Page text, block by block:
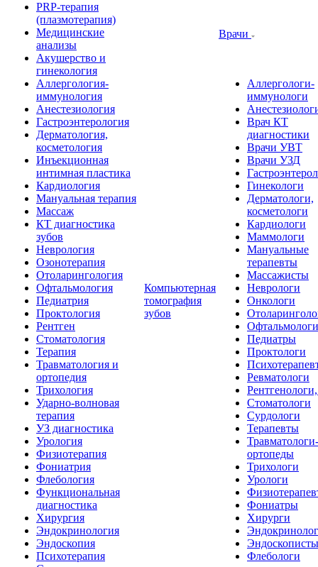
PRP-терапия
(плазмотерапия)
Медицинские
анализы
Акушерство и
гинекология
Аллергология-
иммунология
Анестезиология
Гастроэнтерология
Дерматология,
косметология
Инъекционная
интимная пластика
Кардиология
Мануальная терапия
Массаж
КТ диагностика
зубов
Неврология
Озонотерапия
Отоларингология
Офтальмология
Педиатрия
Проктология
Рентген
Стоматология
Терапия
Травматология и
ортопедия
Трихология
Ударно-волновая
терапия
УЗ диагностика
Урология
Физиотерапия
Фониатрия
Флебология
Функциональная
диагностика
Хирургия
Эндокринология
Эндоскопия
Психотерапия
Компьютерная
томография
зубов
Врачи
Аллергологи-
иммунологи
Врач КТ
диагностики
Врачи УВТ
Врачи УЗД
Гинекологи
Дерматологи,
косметологи
Кардиологи
Маммологи
Мануальные
терапевты
Массажисты
Неврологи
Онкологи
Офтальмологи
Педиатры
Проктологи
Ревматологи
Стоматологи
Сурдологи
Терапевты
Травматологи-
ортопеды
Трихологи
Урологи
Фониатры
Хирурги
Эндоскописты
Флебологи